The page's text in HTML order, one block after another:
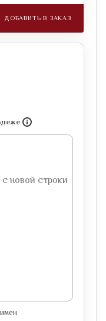
имен
ДОБАВИТЬ В ЗАКАЗ